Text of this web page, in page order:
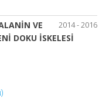
2014 - 2016
VE
DOKU İSKELESİ